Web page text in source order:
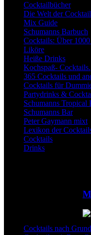
Cocktailbücher
Die Welt der
Mix Guide
Schumanns Barbuch
Cocktails: Über
Liköre
Heiße Drinks
Kochspaß- Cocktails.
365 Cocktails und
Cocktails für
Partydrinks &
Schumanns Tropical
Schumanns Bar
Peter Gaymann mixt
Lexikon der
Cocktails
Drinks
Cocktails nach